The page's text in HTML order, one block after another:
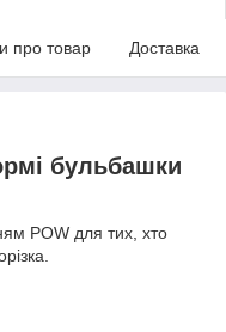
про товар Доставка
бульбашки
POW для тих, хто